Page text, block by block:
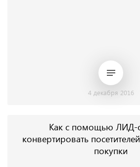
4 декабря 2016
Как с помощью ЛИД-
конвертировать
покупки